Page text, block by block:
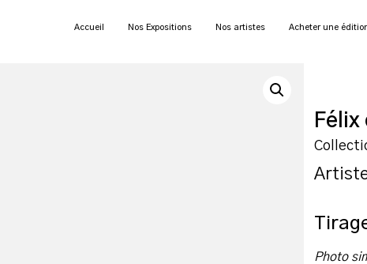
Accueil Nos Expositions Nos artistes Acheter une
Félix
Photo